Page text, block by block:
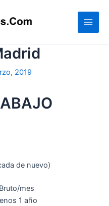
2019
de nuevo)
mes
1 año